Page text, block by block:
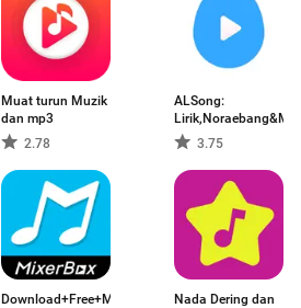
Muat turun Muzik
dan mp3
2.78
ALSong:
3.75
Nada Dering dan